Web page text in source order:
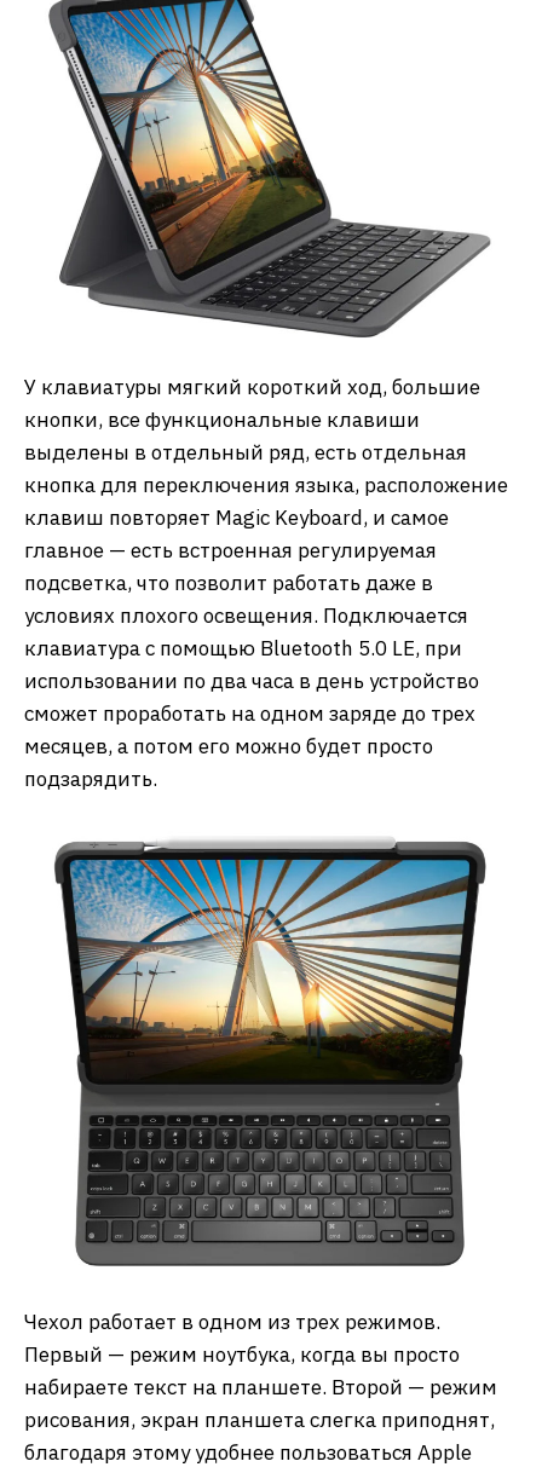
У клавиатуры мягкий короткий ход, большие
кнопки, все функциональные клавиши
выделены в отдельный ряд, есть отдельная
кнопка для переключения языка, расположение
клавиш повторяет Magic Keyboard, и самое
главное — есть встроенная регулируемая
подсветка, что позволит работать даже в
условиях плохого освещения. Подключается
клавиатура с помощью Bluetooth 5.0 LE, при
использовании по два часа в день устройство
сможет проработать на одном заряде до трех
месяцев, а потом его можно будет просто
подзарядить.
Чехол работает в одном из трех режимов.
Первый — режим ноутбука, когда вы просто
набираете текст на планшете. Второй — режим
рисования, экран планшета слегка приподнят,
благодаря этому удобнее пользоваться Apple